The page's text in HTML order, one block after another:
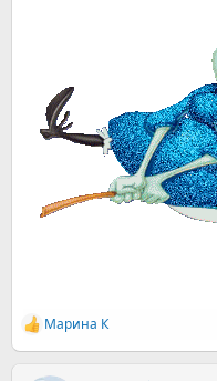
Р
е
Марина К